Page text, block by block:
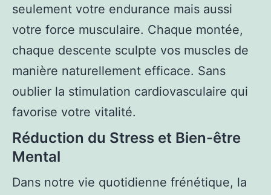
seulement votre endurance mais aussi
votre force musculaire. Chaque montée,
chaque descente sculpte vos muscles de
manière naturellement efficace. Sans
oublier la stimulation cardiovasculaire qui
favorise votre vitalité.
Réduction du Stress et Bien-être
Mental
Dans notre vie quotidienne frénétique, la